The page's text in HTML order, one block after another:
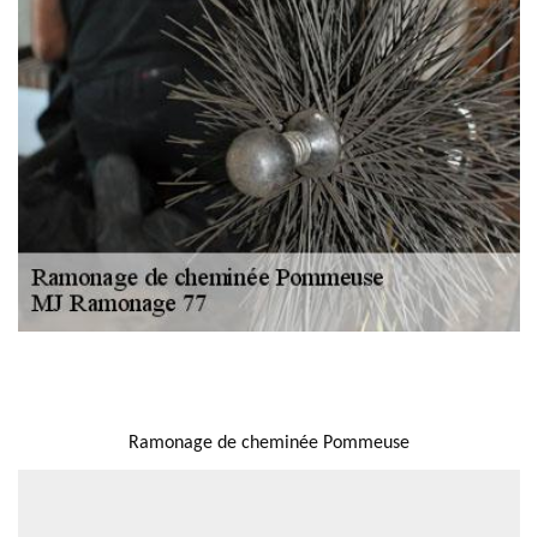
Ramonage de cheminée Pommeuse